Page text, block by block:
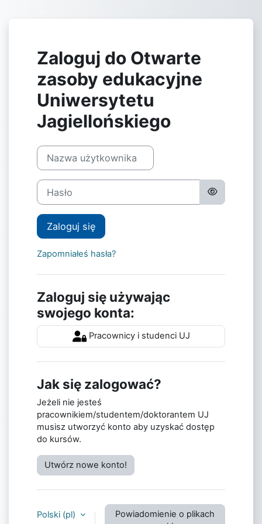
Zaloguj do Otwarte
zasoby edukacyjne
Uniwersytetu
Jagiellońskiego
Nazwa użytkownika
Hasło
Zaloguj się
Zapomniałeś hasła?
Zaloguj się używając
swojego konta:
Pracownicy i studenci UJ
Jak się zalogować?
Jeżeli nie jesteś
pracownikiem/studentem/doktorantem UJ
musisz utworzyć konto aby uzyskać dostęp
do kursów.
Utwórz nowe konto!
Polski ‎(pl)‎
Powiadomienie o plikach